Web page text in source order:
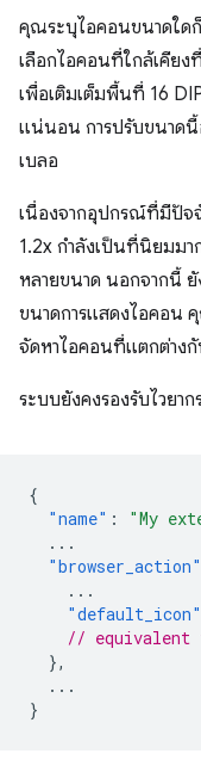
คุณระบุไอคอนขนาดใด
เลือกไอคอนที่ใกล้เคีย
เพื่อเติมเต็มพื้นที่ 16
แน่นอน การปรับขนาดนี้
เบลอ
เนื่องจากอุปกรณ์ที่มีปัจ
1.2x กำลังเป็นที่นิยมม
หลายขนาด นอกจากนี้ ยั
ขนาดการแสดงไอคอน
จัดหาไอคอนที่แตกต่าง
ระบบยังคงรองรับไวยา
{
"name" : "My
...
"browser_action"
...
"default_icon"
// equivalent
},
...
}